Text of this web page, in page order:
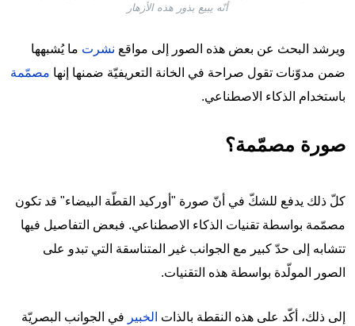
أنّه يبيع بذور هذه الأزهار
ويرشد البحث عن بعض هذه الصور إلى مواقع نشرت ما يُشبهها
ضمن مدوّنات تقول صراحة في الخانة التعريفيّة ضمنها إنها مصمّمة
باستخدام الذكاء الاصطناعي.
صورة مصمّمة؟
كلّ ذلك يدفع للشكّ في أنّ صورة "أوركيد القطّة البيضاء" قد تكون
مصمّمة بواسطة تقنيات الذكاء الاصطناعي. فبعض التفاصيل فيها
تتشابه إلى حدّ كبير مع الجوانب غير المتناسقة التي تبدو على
الصور المولّدة بواسطة هذه التقنيات.
إلى ذلك، أكّد على هذه النقطة بالذات الخبير في الجوانب البصريّة